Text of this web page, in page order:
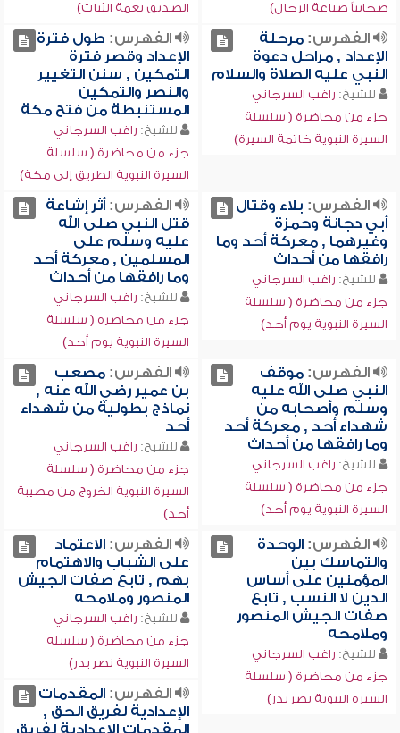
صحابياً صناعة الرجال)
الصديق نعمة الثبات)
الفهرس:مرحلة
الإعداد , مراحل دعوة
النبي عليه الصلاة والسلام
للشيخ: راغب السرجاني
جزء من محاضرة ( سلسلة
السيرة النبوية خاتمة السيرة)
الفهرس: طول فترة
الإعداد وقصر فترة
التمكين , سنن التغيير
والنصر والتمكين
المستنبطة من فتح مكة
للشيخ: راغب السرجاني
جزء من محاضرة ( سلسلة
السيرة النبوية الطريق إلى مكة)
الفهرس: بلاء وقتال
أبي دجانة وحمزة
وغيرهما , معركة أحد وما
رافقها من أحداث
للشيخ: راغب السرجاني
جزء من محاضرة ( سلسلة
السيرة النبوية يوم أحد)
الفهرس:أثر إشاعة
قتل النبي صلى الله
عليه وسلم على
المسلمين , معركة أحد
وما رافقها من أحداث
للشيخ: راغب السرجاني
جزء من محاضرة ( سلسلة
السيرة النبوية يوم أحد)
الفهرس:موقف
النبي صلى الله عليه
وسلم وأصحابه من
شهداء أحد , معركة أحد
وما رافقها من أحداث
للشيخ: راغب السرجاني
جزء من محاضرة ( سلسلة
السيرة النبوية يوم أحد)
الفهرس:مصعب
بن عمير رضي الله عنه ,
نماذج بطولية من شهداء
أحد
للشيخ: راغب السرجاني
جزء من محاضرة ( سلسلة
السيرة النبوية الخروج من مصيبة
أحد)
الفهرس:الوحدة
والتماسك بين
المؤمنين على أساس
الدين لا النسب , تابع
صفات الجيش المنصور
وملامحه
للشيخ: راغب السرجاني
جزء من محاضرة ( سلسلة
السيرة النبوية نصر بدر)
الفهرس:الاعتماد
على الشباب والاهتمام
بهم , تابع صفات الجيش
المنصور وملامحه
للشيخ: راغب السرجاني
جزء من محاضرة ( سلسلة
السيرة النبوية نصر بدر)
الفهرس:المقدمات
الإعدادية لفريق الحق ,
المقدمات الإعدادية لفريق